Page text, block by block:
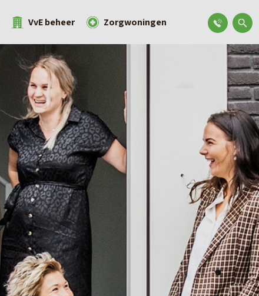
VvE beheer Zorgwoningen